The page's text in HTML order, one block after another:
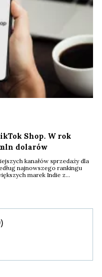
Shop. W rok
dolarów
kanałów sprzedaży dla
najnowszego rankingu
marek Indie z
)